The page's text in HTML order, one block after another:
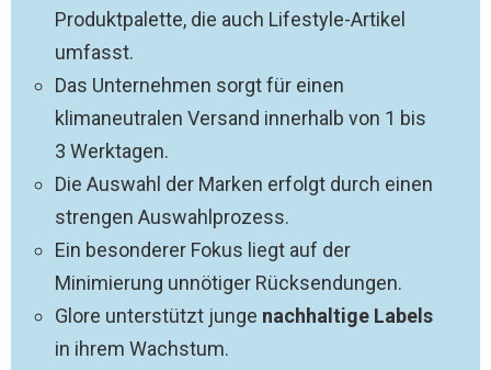
Produktpalette, die auch Lifestyle-Artikel
umfasst.
Das Unternehmen sorgt für einen
klimaneutralen Versand innerhalb von 1 bis
3 Werktagen.
Die Auswahl der Marken erfolgt durch einen
strengen Auswahlprozess.
Ein besonderer Fokus liegt auf der
Minimierung unnötiger Rücksendungen.
Glore unterstützt junge nachhaltige Labels
in ihrem Wachstum.